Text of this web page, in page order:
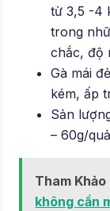
từ 3,5 -4
trong
chắc, độ
Gà mái
kém, ấp
Sản
– 60g/
Tham Khảo
không cần